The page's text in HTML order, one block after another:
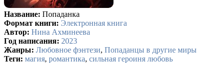
Название: Попаданка
Формат книги: Электронная книга
Автор: Нина Ахминеева
Год написания: 2023
Жанры: Любовное фэнтези, Попаданцы в другие миры
Теги: магия, романтика, сильная героиня любовь